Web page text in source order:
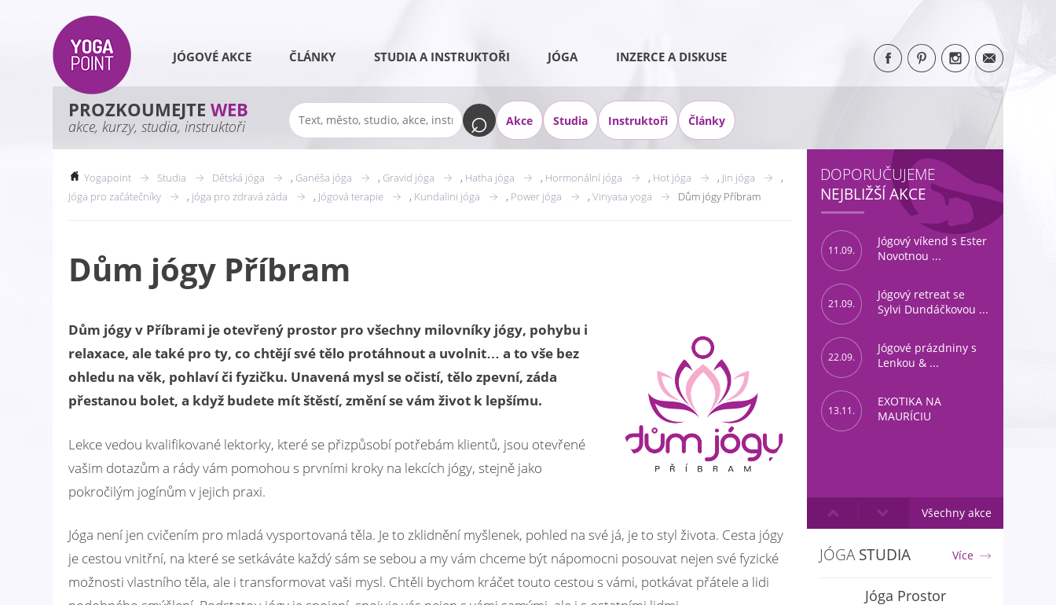
JÓGOVÉ AKCE ČLÁNKY STUDIA A INSTRUKTOŘI JÓGA INZERCE A DISKUSE
PROZKOUMEJTE WEB
akce, kurzy, studia, instruktoři Akce Studia Instruktoři Články
Yogapoint Studia Dětská jóga , Ganéša jóga , Gravid jóga , Hatha jóga , Hormonální jóga , Hot jóga , Jin jóga
,
Jóga pro začátečníky
, jóga pro zdravá záda , Jógová terapie , Kundalini jóga , Power jóga , Vinyasa yoga Dům jógy Příbram
Dům jógy Příbram
Dům jógy v Příbrami je otevřený prostor pro všechny milovníky jógy, pohybu i
relaxace, ale také pro ty, co chtějí své tělo protáhnout a uvolnit… a to vše bez
ohledu na věk, pohlaví či fyzičku. Unavená mysl se očistí, tělo zpevní, záda
přestanou bolet, a když budete mít štěstí, změní se vám život k lepšímu.
Lekce vedou kvalifikované lektorky, které se přizpůsobí potřebám klientů, jsou otevřené
vašim dotazům a rády vám pomohou s prvními kroky na lekcích jógy, stejně jako
pokročilým jogínům v jejich praxi.
Jóga není jen cvičením pro mladá vysportovaná těla. Je to zklidnění myšlenek, pohled na své já, je to styl života. Cesta jógy
je cestou vnitřní, na které se setkáváte každý sám se sebou a my vám chceme být nápomocni posouvat nejen své fyzické
možnosti vlastního těla, ale i transformovat vaši mysl. Chtěli bychom kráčet touto cestou s vámi, potkávat přátele a lidi
DOPORUČUJEME
NEJBLIŽŠÍ AKCE
11.09.
Jógový víkend s Ester
Novotnou ...
21.09.
Jógový retreat se
Sylvi Dundáčkovou ...
22.09.
Jógové prázdniny s
Lenkou & ...
13.11.
EXOTIKA NA
MAURÍCIU
Všechny akce
JÓGASTUDIA Více
Aloha jóga